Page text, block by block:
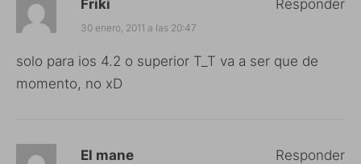
Friki
30 enero, 2011 a las 20:47
solo para ios 4.2 o superior T_T va a ser que de
momento, no xD
Responder
El mane Responder